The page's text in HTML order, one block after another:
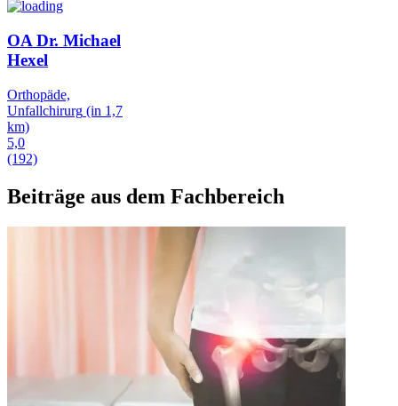
OA Dr. Michael
Hexel
Orthopäde,
Unfallchirurg (in 1,7
km)
5,0
(192)
Beiträge aus dem Fachbereich